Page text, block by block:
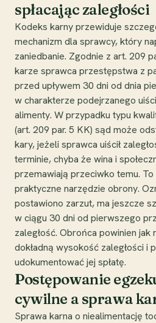
spłacając zaległości
Kodeks karny przewiduje
mechanizm dla sprawcy, który
zaniedbanie. Zgodnie z art. 209
karze sprawca przestępstwa z
przed upływem 30 dni od dnia
w charakterze podejrzanego
alimenty. W przypadku typu
(art. 209 par. 5 KK) sąd może
kary, jeżeli sprawca uiścił
terminie, chyba że wina i
przemawiają przeciwko temu.
praktyczne narzędzie obrony.
postawiono zarzut, ma jeszcze
w ciągu 30 dni od pierwszego
zaległość. Obrońca powinien jak
dokładną wysokość zaległości i
udokumentować jej spłatę.
Postępowanie
cywilne a sprawa
Sprawa karna o niealimentację